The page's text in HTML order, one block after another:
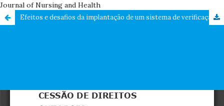
Journal of Nursing and Health
Efeitos e desafios da implantação de um sistema de verificação de segurança cirúrgica: revisão integrativa